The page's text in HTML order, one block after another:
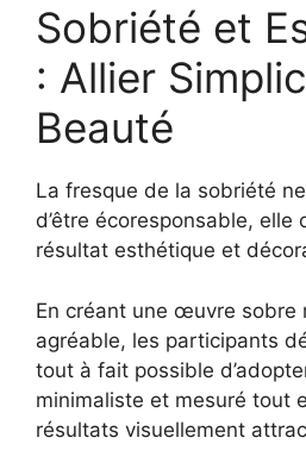
Sobriété et
: Allier
Beauté
La fresque de la sobriété
d’être écoresponsable, elle
résultat esthétique et
En créant une œuvre sobre
agréable, les participants
tout à fait possible
minimaliste et mesuré tout
résultats visuellement